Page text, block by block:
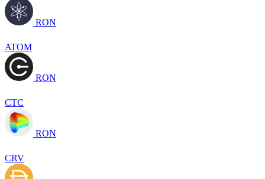
RON
ATOM
RON
CTC
RON
CRV